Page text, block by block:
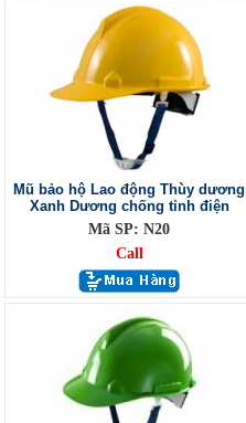
Mũ bảo hộ Lao động Thùy dương
Xanh Dương chống tỉnh điện
Mã SP: N20
Call